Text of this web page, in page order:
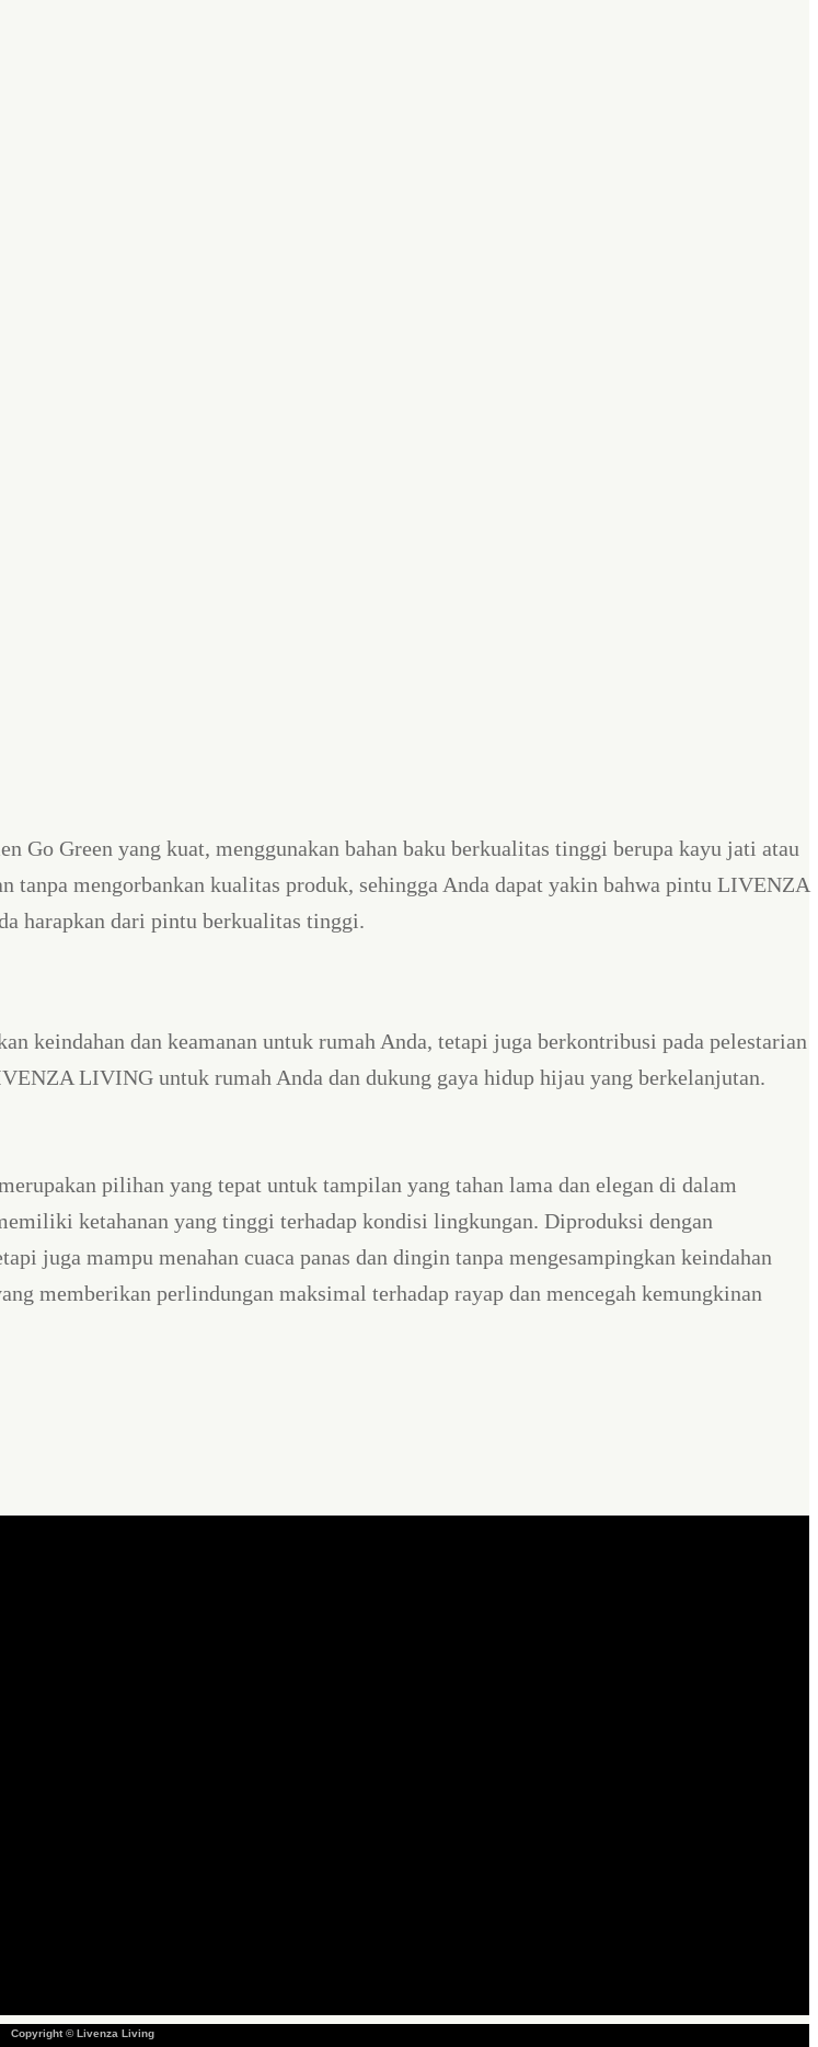
Green yang kuat, menggunakan bahan baku berkualitas tinggi berupa kayu jati atau
tanpa mengorbankan kualitas produk, sehingga Anda dapat yakin bahwa pintu LIVENZA
harapkan dari pintu berkualitas tinggi.
dan keamanan untuk rumah Anda, tetapi juga berkontribusi pada pelestarian
LIVING untuk rumah Anda dan dukung gaya hidup hijau yang berkelanjutan.
pilihan yang tepat untuk tampilan yang tahan lama dan elegan di dalam
ketahanan yang tinggi terhadap kondisi lingkungan. Diproduksi dengan
juga mampu menahan cuaca panas dan dingin tanpa mengesampingkan keindahan
memberikan perlindungan maksimal terhadap rayap dan mencegah kemungkinan
Copyright © Livenza Living